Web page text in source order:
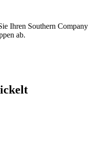
Ihren Southern Company
ab.